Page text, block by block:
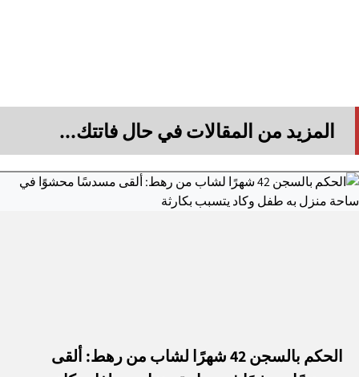
المزيد من المقالات في حال فاتتك...
الحكم بالسجن 42 شهرًا لشاب من رهط: ألقى